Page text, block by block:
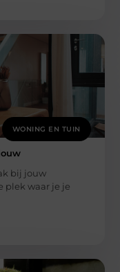
WONING EN TUIN
bij jouw
plek waar je je